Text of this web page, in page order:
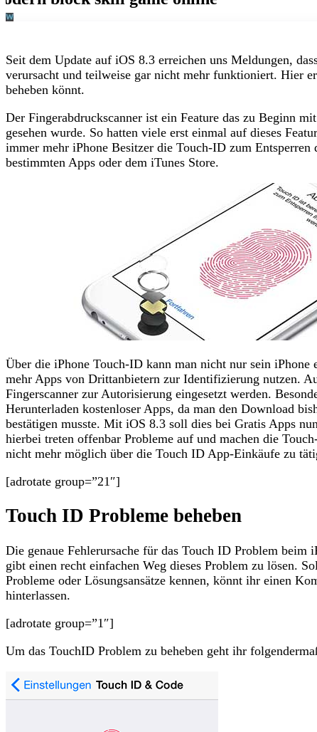
Seit dem Update auf iOS 8.3 erreichen uns Meldungen,
verursacht und teilweise gar nicht mehr funktioniert. Hier
beheben könnt.
Der Fingerabdruckscanner ist ein Feature das zu Beginn
gesehen wurde. So hatten viele erst einmal auf dieses
immer mehr iPhone Besitzer die Touch-ID zum
bestimmten Apps oder dem iTunes Store.
Über die iPhone Touch-ID kann man nicht nur sein iPhone
mehr Apps von Drittanbietern zur Identifizierung nutzen.
Fingerscanner zur Autorisierung eingesetzt werden.
Herunterladen kostenloser Apps, da man den Download
bestätigen musste. Mit iOS 8.3 soll dies bei Gratis Apps
hierbei treten offenbar Probleme auf und machen die
nicht mehr möglich über die Touch ID App-Einkäufe zu
[adrotate group=”21″]
Touch ID Probleme beheben
Die genaue Fehlerursache für das Touch ID Problem beim
gibt einen recht einfachen Weg dieses Problem zu lösen.
Probleme oder Lösungsansätze kennen, könnt ihr einen
hinterlassen.
[adrotate group=”1″]
Um das TouchID Problem zu beheben geht ihr